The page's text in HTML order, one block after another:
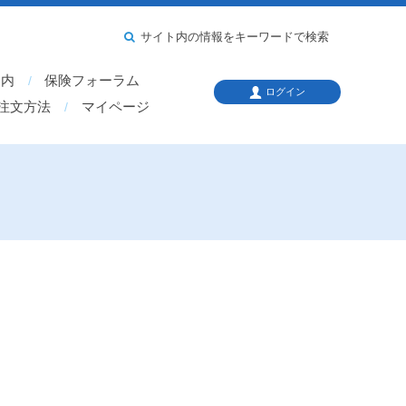
保険フォーラム
文方法
マイページ
サイト内の情報をキーワードで検索
ログイン